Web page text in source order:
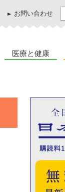
お問い合わせ
医療と健康